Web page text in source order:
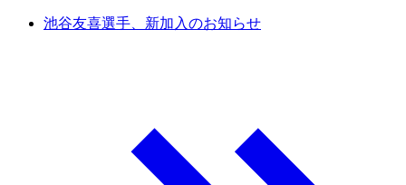
池谷友喜選手、新加入のお知らせ